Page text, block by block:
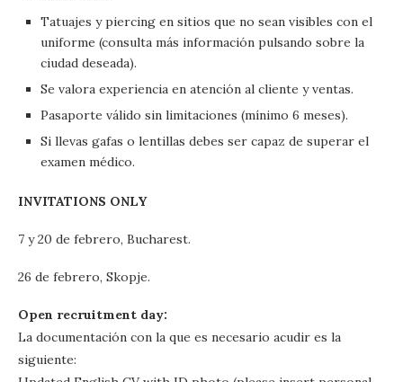
Tatuajes y piercing en sitios que no sean visibles con el
uniforme (consulta más información pulsando sobre la
ciudad deseada).
Se valora experiencia en atención al cliente y ventas.
Pasaporte válido sin limitaciones (mínimo 6 meses).
Si llevas gafas o lentillas debes ser capaz de superar el
examen médico.
INVITATIONS ONLY
7 y 20 de febrero, Bucharest.
26 de febrero, Skopje.
Open recruitment day:
La documentación con la que es necesario acudir es la
siguiente: